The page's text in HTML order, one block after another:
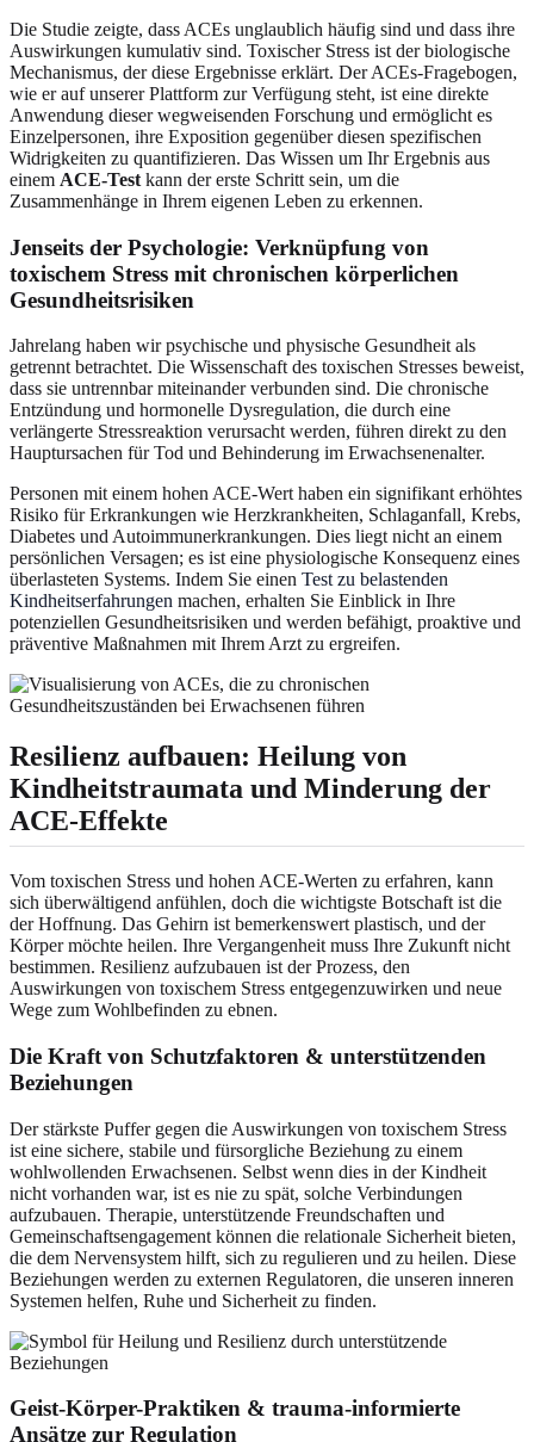
Die Studie zeigte, dass ACEs unglaublich häufig sind und dass ihre
Auswirkungen kumulativ sind. Toxischer Stress ist der biologische
Mechanismus, der diese Ergebnisse erklärt. Der ACEs-Fragebogen,
wie er auf unserer Plattform zur Verfügung steht, ist eine direkte
Anwendung dieser wegweisenden Forschung und ermöglicht es
Einzelpersonen, ihre Exposition gegenüber diesen spezifischen
Widrigkeiten zu quantifizieren. Das Wissen um Ihr Ergebnis aus
einem ACE-Test kann der erste Schritt sein, um die
Zusammenhänge in Ihrem eigenen Leben zu erkennen.
Jenseits der Psychologie: Verknüpfung von
toxischem Stress mit chronischen körperlichen
Gesundheitsrisiken
Jahrelang haben wir psychische und physische Gesundheit als
getrennt betrachtet. Die Wissenschaft des toxischen Stresses beweist,
dass sie untrennbar miteinander verbunden sind. Die chronische
Entzündung und hormonelle Dysregulation, die durch eine
verlängerte Stressreaktion verursacht werden, führen direkt zu den
Hauptursachen für Tod und Behinderung im Erwachsenenalter.
Personen mit einem hohen ACE-Wert haben ein signifikant erhöhtes
Risiko für Erkrankungen wie Herzkrankheiten, Schlaganfall, Krebs,
Diabetes und Autoimmunerkrankungen. Dies liegt nicht an einem
persönlichen Versagen; es ist eine physiologische Konsequenz eines
überlasteten Systems. Indem Sie einen Test zu belastenden
Kindheitserfahrungen machen, erhalten Sie Einblick in Ihre
potenziellen Gesundheitsrisiken und werden befähigt, proaktive und
präventive Maßnahmen mit Ihrem Arzt zu ergreifen.
Resilienz aufbauen: Heilung von
Kindheitstraumata und Minderung der
ACE-Effekte
Vom toxischen Stress und hohen ACE-Werten zu erfahren, kann
sich überwältigend anfühlen, doch die wichtigste Botschaft ist die
der Hoffnung. Das Gehirn ist bemerkenswert plastisch, und der
Körper möchte heilen. Ihre Vergangenheit muss Ihre Zukunft nicht
bestimmen. Resilienz aufzubauen ist der Prozess, den
Auswirkungen von toxischem Stress entgegenzuwirken und neue
Wege zum Wohlbefinden zu ebnen.
Die Kraft von Schutzfaktoren & unterstützenden
Beziehungen
Der stärkste Puffer gegen die Auswirkungen von toxischem Stress
ist eine sichere, stabile und fürsorgliche Beziehung zu einem
wohlwollenden Erwachsenen. Selbst wenn dies in der Kindheit
nicht vorhanden war, ist es nie zu spät, solche Verbindungen
aufzubauen. Therapie, unterstützende Freundschaften und
Gemeinschaftsengagement können die relationale Sicherheit bieten,
die dem Nervensystem hilft, sich zu regulieren und zu heilen. Diese
Beziehungen werden zu externen Regulatoren, die unseren inneren
Systemen helfen, Ruhe und Sicherheit zu finden.
Geist-Körper-Praktiken & trauma-informierte
Ansätze zur Regulation